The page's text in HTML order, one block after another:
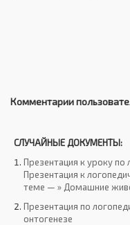
Комментарии
СЛУЧАЙНЫЕ ДОКУМЕНТЫ:
Презентация к уроку по
Презентация к
теме — » Домашние
Презентация по
онтогенезе